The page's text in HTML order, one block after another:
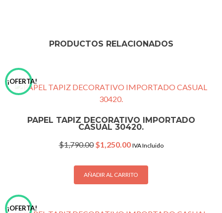
PRODUCTOS RELACIONADOS
¡OFERTA!
PAPEL TAPIZ DECORATIVO IMPORTADO
CASUAL 30420.
$1,790.00 Original
was:
$1,790.00.
$1,250.00Current
is:
$1,250.00.
IVA Incluido
AÑADIR AL CARRITO
¡OFERTA!